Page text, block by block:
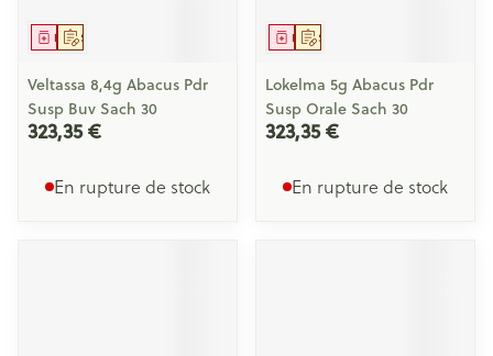
Sur prescription
Médicament
Veltassa 8,4g Abacus Pdr
Susp Buv Sach 30
323,35 €
En rupture de stock
Sur prescription
Médicament
Lokelma 5g Abacus Pdr
Susp Orale Sach 30
323,35 €
En rupture de stock